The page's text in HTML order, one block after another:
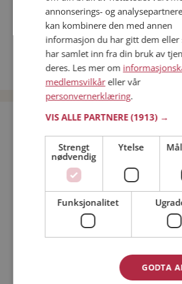
Andre single fra Sarpsborg
Kvinner fra Sarpsborg
Date kvinner i Norge
Date menn i Norge
Bli medlem gratis!
Jeg er en:
annonserings- og
kan kombinere den med annen
informasjon du har gitt dem eller
har samlet inn fra din bruk av
deres. Les mer om
medlemsvilkåreller vår
personvernerklæring.
VIS ALLE PARTNERE(1913) →
Strengt
nødvendig
Ytelse
Funksjonalitet
GODTA